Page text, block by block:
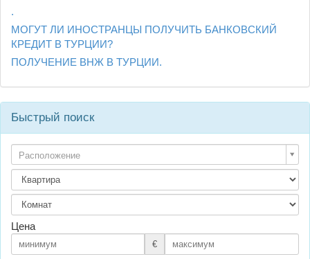
.
МОГУТ ЛИ ИНОСТРАНЦЫ ПОЛУЧИТЬ БАНКОВСКИЙ
КРЕДИТ В ТУРЦИИ?
ПОЛУЧЕНИЕ ВНЖ В ТУРЦИИ.
Быстрый поиск
Расположение
Цена
€